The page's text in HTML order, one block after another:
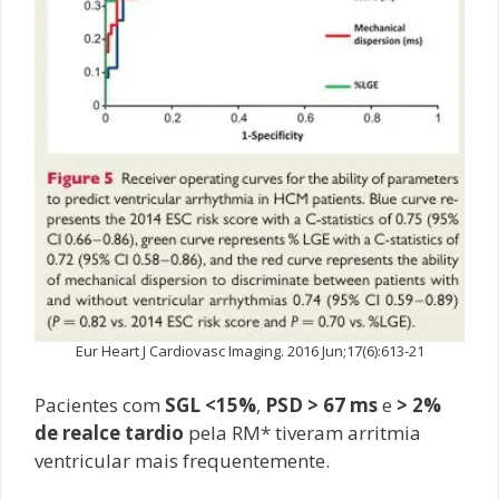
Eur Heart J Cardiovasc Imaging. 2016 Jun;17(6):613-21
Pacientes com SGL <15%, PSD > 67 mse > 2%
de realce tardio pela RM* tiveram arritmia
ventricular mais frequentemente.